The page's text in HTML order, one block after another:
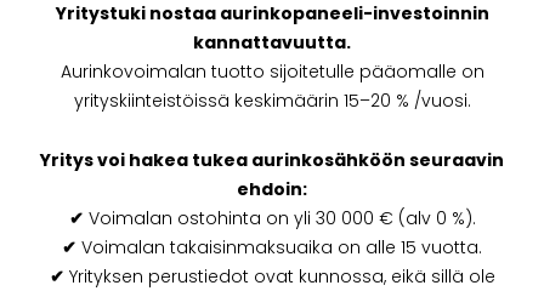
Yritystuki nostaa aurinkopaneeli-investoinnin
kannattavuutta.
Aurinkovoimalan tuotto sijoitetulle pääomalle on
yrityskiinteistöissä keskimäärin 15–20 % /vuosi.
Yritys voi hakea tukea aurinkosähköön seuraavin
ehdoin:
✔ Voimalan ostohinta on yli 30 000 € (alv 0 %).
✔ Voimalan takaisinmaksuaika on alle 15 vuotta.
✔ Yrityksen perustiedot ovat kunnossa, eikä sillä ole